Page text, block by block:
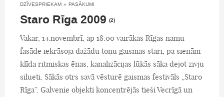
DZĪVESPRIEKAM » PASĀKUMI
Staro Rīga 2009 (2)
Vakar, 14.novembrī, ap 18:00 vairākas Rīgas namu
fasāde iekrāsoja dažādu toņu gaismas stari, pa sienām
klīda ritmiskas ēnas, kanalizācijas lūkās sāka dejot zivju
silueti. Sākās otrs savā vēsturē gaismas festivāls „Staro
Rīga”. Galvenie objekti koncentrējās tieši Vecrīgā un